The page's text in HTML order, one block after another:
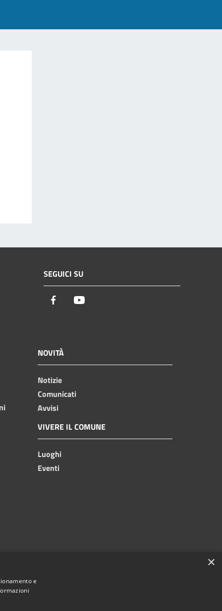
SEGUICI SU
Facebook
NOVITÀ
Notizie
Comunicati
Avvisi
VIVERE IL COMUNE
Luoghi
Eventi
×
e